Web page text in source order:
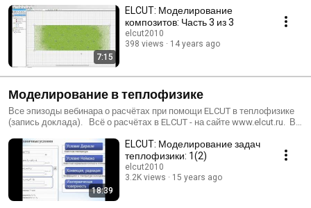
7:15
ELCUT: Моделирование
композитов: Часть 3 из 3
elcut2010
398 views
14 years ago
Моделирование в теплофизике
Все эпизоды вебинара о расчётах при помощи ELCUT в теплофизике
(запись доклада). Всё о расчётах в ELCUT - на сайте www.elcut.ru. Вы
типовых расчётов, задать вопросы или посмотреть методички и
статьи.
18:39
ELCUT: Моделирование задач
теплофизики: 1(2)
elcut2010
3.2K views
15 years ago